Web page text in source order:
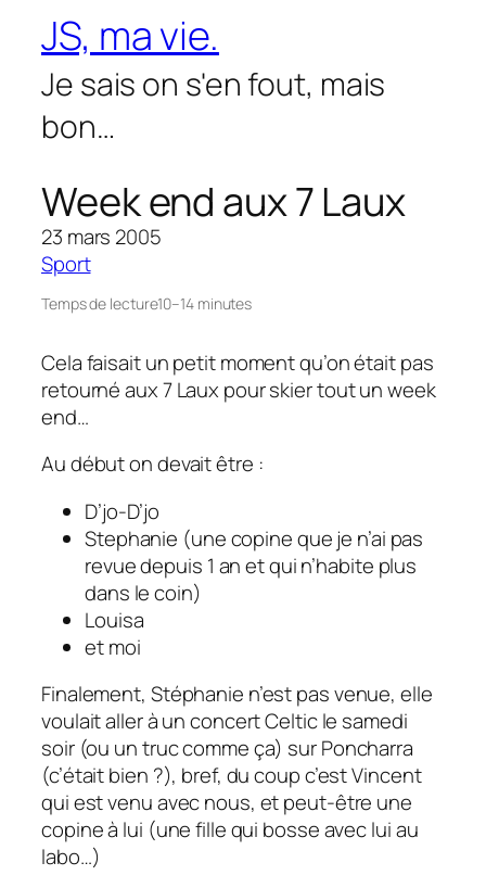
contenu
JS, ma vie.
Je sais on s'en fout, mais
bon…
Week end aux 7 Laux
23 mars 2005
Sport
Temps de lecture10–14 minutes
Cela faisait un petit moment qu’on était pas
retourné aux 7 Laux pour skier tout un week
end…
Au début on devait être :
D’jo-D’jo
Stephanie (une copine que je n’ai pas
revue depuis 1 an et qui n’habite plus
dans le coin)
Louisa
et moi
Finalement, Stéphanie n’est pas venue, elle
voulait aller à un concert Celtic le samedi
soir (ou un truc comme ça) sur Poncharra
(c’était bien ?), bref, du coup c’est Vincent
qui est venu avec nous, et peut-être une
copine à lui (une fille qui bosse avec lui au
labo…)